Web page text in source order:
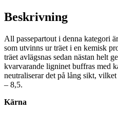
Beskrivning
All passepartout i denna kategori
som utvinns ur träet i en kemisk
träet avlägsnas sedan nästan helt
kvarvarande ligninet buffras med
neutraliserar det på lång sikt,
– 8,5.
Kärna